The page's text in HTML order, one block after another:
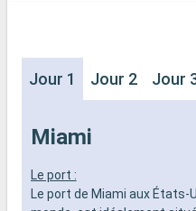
Jour 1 Jour 2 Jour
Miami
Le port :
Le port de Miami aux États-